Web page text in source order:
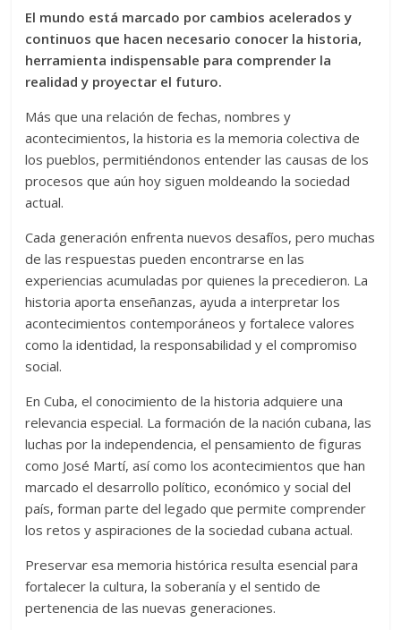
El mundo está marcado por cambios acelerados y
continuos que hacen necesario conocer la historia,
herramienta indispensable para comprender la
realidad y proyectar el futuro.
Más que una relación de fechas, nombres y
acontecimientos, la historia es la memoria colectiva de
los pueblos, permitiéndonos entender las causas de los
procesos que aún hoy siguen moldeando la sociedad
actual.
Cada generación enfrenta nuevos desafíos, pero muchas
de las respuestas pueden encontrarse en las
experiencias acumuladas por quienes la precedieron. La
historia aporta enseñanzas, ayuda a interpretar los
acontecimientos contemporáneos y fortalece valores
como la identidad, la responsabilidad y el compromiso
social.
En Cuba, el conocimiento de la historia adquiere una
relevancia especial. La formación de la nación cubana, las
luchas por la independencia, el pensamiento de figuras
como José Martí, así como los acontecimientos que han
marcado el desarrollo político, económico y social del
país, forman parte del legado que permite comprender
los retos y aspiraciones de la sociedad cubana actual.
Preservar esa memoria histórica resulta esencial para
fortalecer la cultura, la soberanía y el sentido de
pertenencia de las nuevas generaciones.